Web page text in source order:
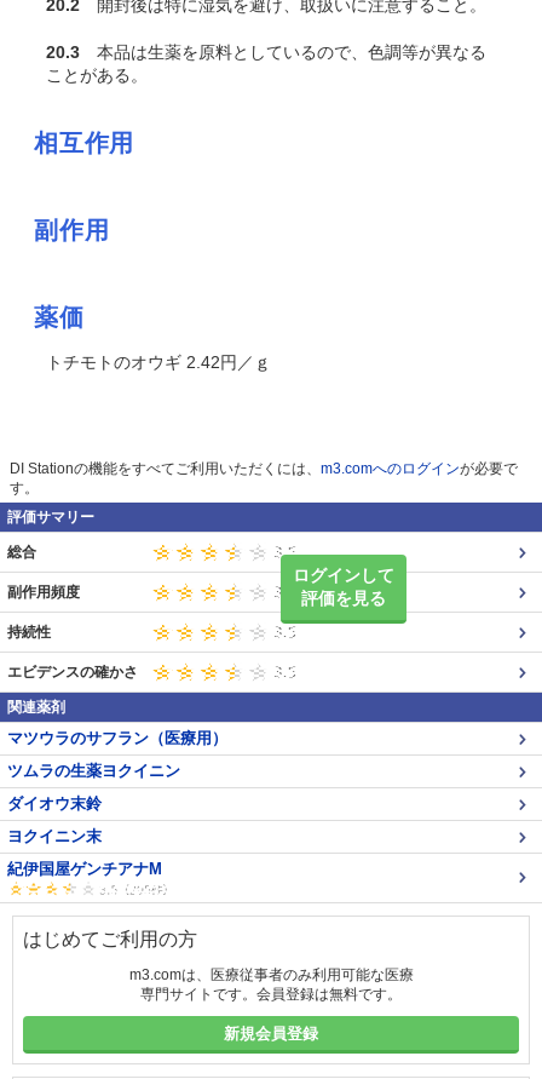
20.2 開封後は特に湿気を避け、取扱いに注意すること。
20.3 本品は生薬を原料としているので、色調等が異なる
ことがある。
相互作用
副作用
薬価
トチモトのオウギ 2.42円／ｇ
DI Stationの機能をすべてご利用いただくには、 m3.comへのログインが必要で
す。
評価サマリー
ログインして
評価を見る
総合
副作用頻度
持続性
エビデンスの確かさ
関連薬剤
マツウラのサフラン（医療用）
ツムラの生薬ヨクイニン
ダイオウ末鈴
ヨクイニン末
紀伊国屋ゲンチアナM
はじめてご利用の方
m3.comは、医療従事者のみ利用可能な医療
専門サイトです。会員登録は無料です。
新規会員登録